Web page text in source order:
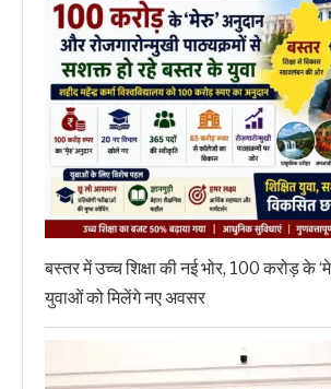
बस्तर में उच्च शिक्षा की नई भोर, 100 करोड़ के
युवाओं को मिलेंगे नए अवसर